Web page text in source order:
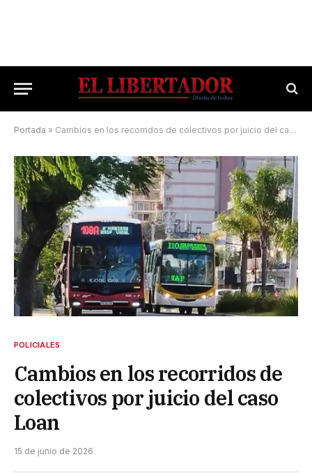
Portada » Cambios en los recorridos de colectivos por juicio del caso Loan
POLICIALES
Cambios en los recorridos de
colectivos por juicio del caso
Loan
15 de junio de 2026